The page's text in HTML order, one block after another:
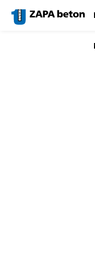
hlavnímu